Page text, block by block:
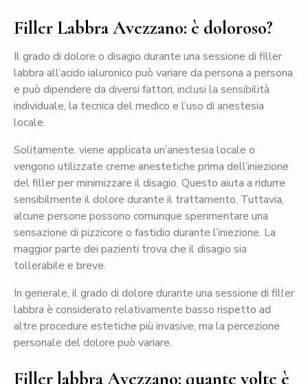
Filler Labbra Avezzano: è doloroso?
Il grado di dolore o disagio durante una sessione di filler
labbra all’acido ialuronico può variare da persona a persona
e può dipendere da diversi fattori, inclusi la sensibilità
individuale, la tecnica del medico e l’uso di anestesia
locale.
Solitamente, viene applicata un’anestesia locale o
vengono utilizzate creme anestetiche prima dell’iniezione
del filler per minimizzare il disagio. Questo aiuta a ridurre
sensibilmente il dolore durante il trattamento. Tuttavia,
alcune persone possono comunque sperimentare una
sensazione di pizzicore o fastidio durante l’iniezione. La
maggior parte dei pazienti trova che il disagio sia
tollerabile e breve.
In generale, il grado di dolore durante una sessione di filler
labbra è considerato relativamente basso rispetto ad
altre procedure estetiche più invasive, ma la percezione
personale del dolore può variare.
Filler labbra Avezzano: quante volte è